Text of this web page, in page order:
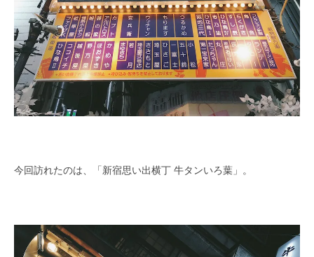
今回訪れたのは、「新宿思い出横丁 牛タンいろ葉」。